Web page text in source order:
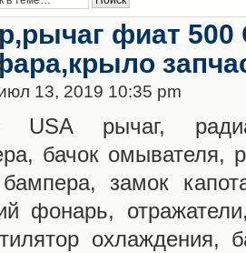
фиат
13, 2019 10:35 pm
рычаг,
бачок омывателя,
бампера, замок
фонарь,
охлаждения,